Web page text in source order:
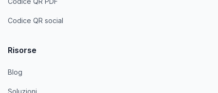
Codice QR social
Risorse
Blog
Soluzioni